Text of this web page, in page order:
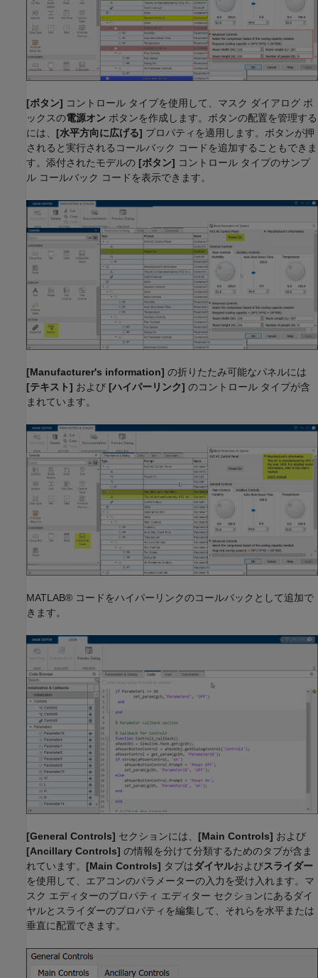
[ボタン] コントロール タイプを使用して、マスク ダイアログ ボ
ックスの電源オン ボタンを作成します。ボタンの配置を管理する
には、 [水平方向に広げる] プロパティを適用します。ボタンが押
されると実行されるコールバック コードを追加することもできま
す。添付されたモデルの [ボタン] コントロール タイプのサンプ
ル コールバック コードを表示できます。
[Manufacturer's information] の折りたたみ可能なパネルには
[テキスト] および [ハイパーリンク] のコントロール タイプが含
まれています。
MATLAB® コードをハイパーリンクのコールバックとして追加で
きます。
[General Controls] セクションには、 [Main Controls] および
[Ancillary Controls] の情報を分けて分類するためのタブが含ま
れています。 [Main Controls] タブはダイヤルおよびスライダー
を使用して、エアコンのパラメーターの入力を受け入れます。マ
スク エディターのプロパティ エディター セクションにあるダイ
ヤルとスライダーのプロパティを編集して、それらを水平または
垂直に配置できます。